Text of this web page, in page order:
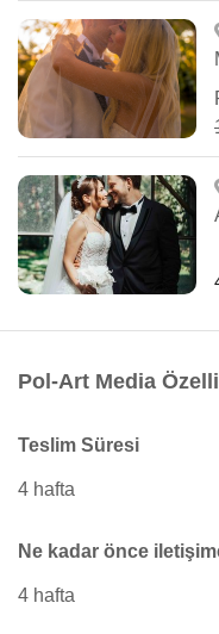
Pol-Art Media
Teslim Süresi
4 hafta
Ne kadar önce
4 hafta